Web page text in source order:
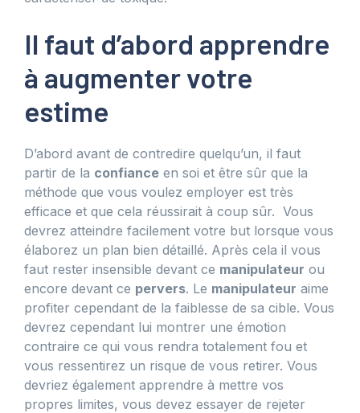
Il faut d’abord apprendre
à augmenter votre
estime
D’abord avant de contredire quelqu’un, il faut
partir de la confiance en soi et être sûr que la
méthode que vous voulez employer est très
efficace et que cela réussirait à coup sûr. Vous
devrez atteindre facilement votre but lorsque vous
élaborez un plan bien détaillé. Après cela il vous
faut rester insensible devant ce manipulateur ou
encore devant ce pervers. Le manipulateur aime
profiter cependant de la faiblesse de sa cible. Vous
devrez cependant lui montrer une émotion
contraire ce qui vous rendra totalement fou et
vous ressentirez un risque de vous retirer. Vous
devriez également apprendre à mettre vos
propres limites, vous devez essayer de rejeter